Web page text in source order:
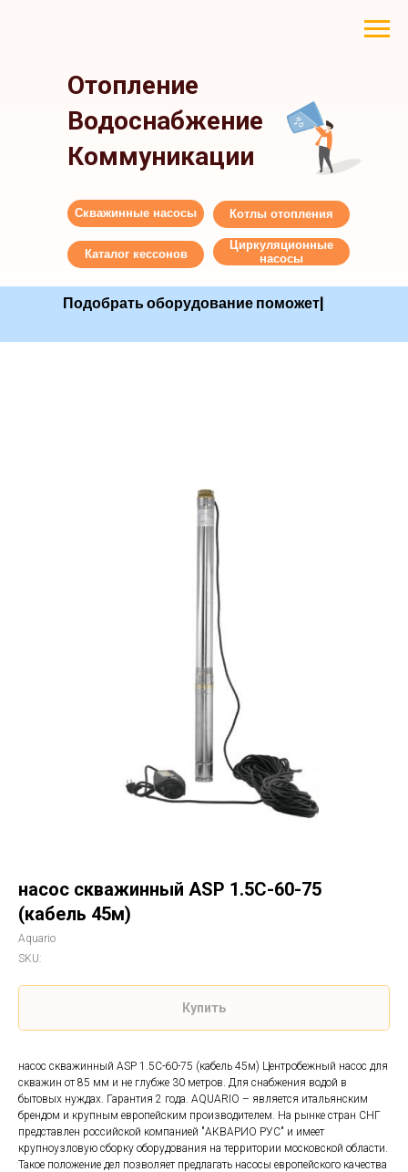
Отопление
Водоснабжение
Коммуникации
Подобрать оборудование
Скважинные насосы
Каталог кессонов
Циркуляционные
насосы
Котлы отопления
насос скважинный ASP 1.5C-60-75
(кабель 45м)
Aquario
SKU:
Купить
насос скважинный ASP 1.5C-60-75 (кабель 45м) Центробежный насос для
скважин от 85 мм и не глубже 30 метров. Для снабжения водой в
бытовых нуждах. Гарантия 2 года. AQUARIO – является итальянским
брендом и крупным европейским производителем. На рынке стран СНГ
представлен российской компанией "АКВАРИО РУС" и имеет
крупноузловую сборку оборудования на территории московской области.
Такое положение дел позволяет предлагать насосы европейского качества